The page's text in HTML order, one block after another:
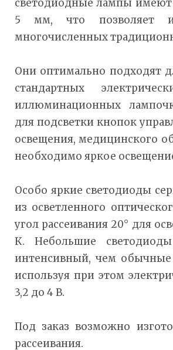
светодиодные лампы имеют
5 мм, что позволяет
многочисленных
Они оптимально подходят
стандартных
иллюминационных
для подсветки кнопок
освещения, медицинского
необходимо яркое
Особо яркие светодиоды
из осветленного
угол рассеивания 20° для
К. Небольшие
интенсивный, чем обычные
используя при этом
3,2 до 4 В.
Под заказ возможно
рассеивания.